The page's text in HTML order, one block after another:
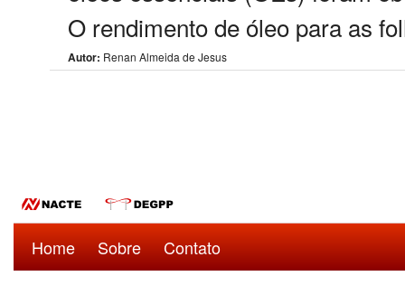
O rendimento de óleo para as
Autor: Renan Almeida de Jesus
Home Sobre Contato